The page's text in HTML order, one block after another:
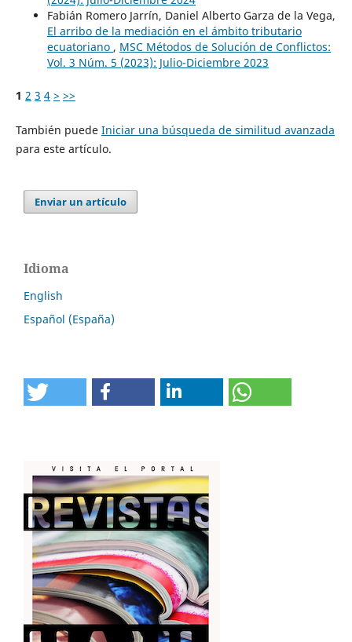
Fabián Romero Jarrín, Daniel Alberto Garza de la Vega,
El arribo de la mediación en el ámbito tributario
ecuatoriano , MSC Métodos de Solución de Conflictos:
Vol. 3 Núm. 5 (2023): Julio-Diciembre 2023
1 2 3 4 > >>
También puede Iniciar una búsqueda de similitud avanzada
para este artículo.
Enviar un artículo
Idioma
English
Español (España)